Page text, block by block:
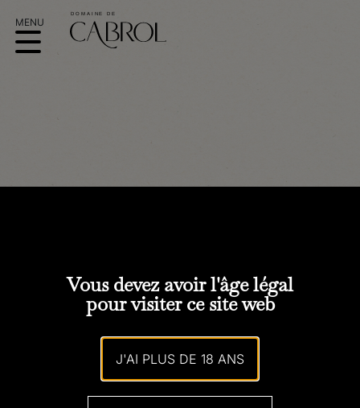
D’AUJOURD’HUI
Vous devez avoir l'âge légal
pour visiter ce site web
J'AI PLUS DE 18 ANS